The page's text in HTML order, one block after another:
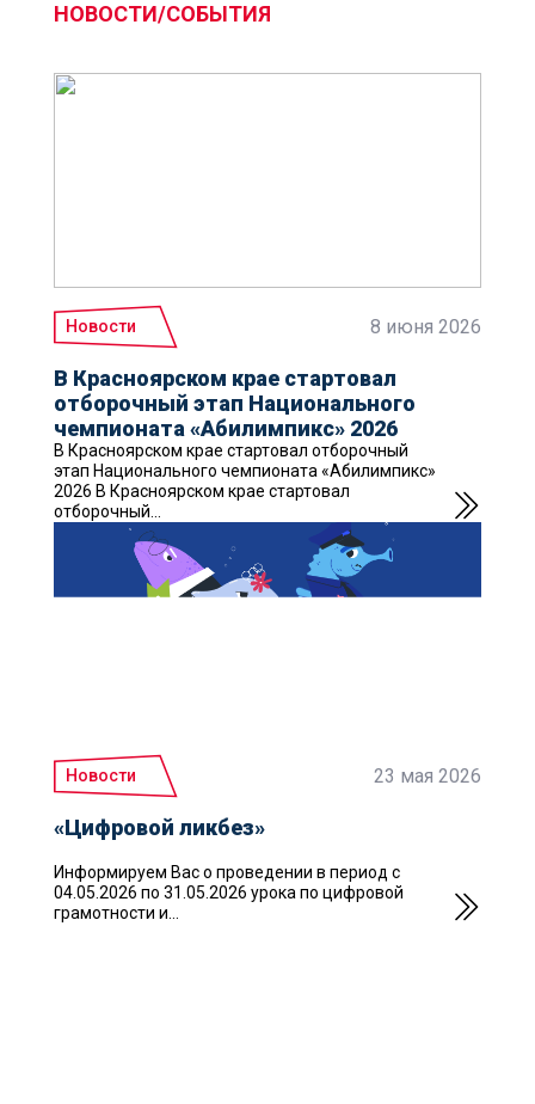
НОВОСТИ/СОБЫТИЯ
Новости 8 июня 2026
В Красноярском крае стартовал
отборочный этап Национального
чемпионата «Абилимпикс» 2026
В Красноярском крае стартовал отборочный
этап Национального чемпионата «Абилимпикс»
2026 В Красноярском крае стартовал
отборочный...
Новости 23 мая 2026
«Цифровой ликбез»
Информируем Вас о проведении в период с
04.05.2026 по 31.05.2026 урока по цифровой
грамотности и...